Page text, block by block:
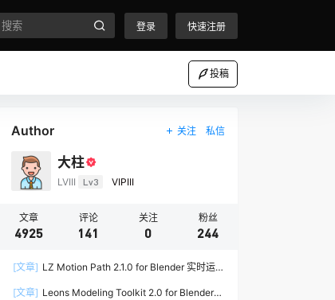
登录 快速注册
投稿
Author 关注 私信
大柱
LVIII Lv3 VIPIII
文章
4925
评论
141
关注
0
粉丝
244
[文章] LZ Motion Path 2.1.0 for Blender 实时运
[文章] Leons Modeling Toolkit 2.0 for Blender